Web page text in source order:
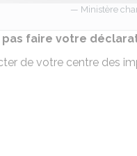
Ministère
pas faire votre
de votre centre des